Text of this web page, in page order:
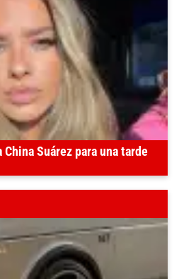
Suárez para una tarde